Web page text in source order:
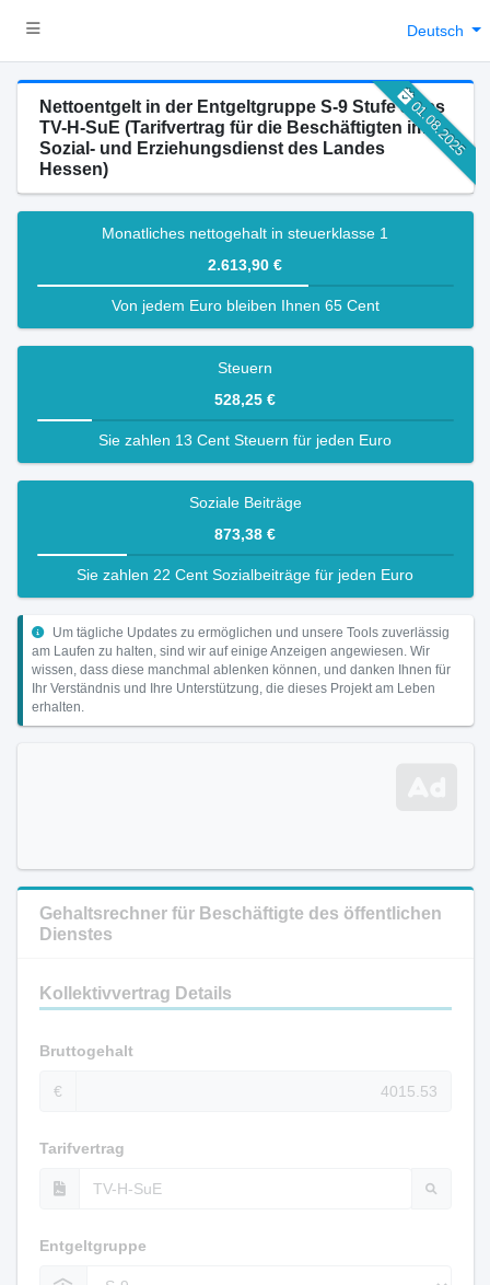
Deutsch
01.08.2025
Nettoentgelt in der Entgeltgruppe S-9 Stufe 3 des
TV-H-SuE (Tarifvertrag für die Beschäftigten im
Sozial- und Erziehungsdienst des Landes
Hessen)
Monatliches nettogehalt in steuerklasse 1
2.613,90 €
Von jedem Euro bleiben Ihnen 65 Cent
Steuern
528,25 €
Sie zahlen 13 Cent Steuern für jeden Euro
Soziale Beiträge
873,38 €
Sie zahlen 22 Cent Sozialbeiträge für jeden Euro
Um tägliche Updates zu ermöglichen und unsere Tools zuverlässig
am Laufen zu halten, sind wir auf einige Anzeigen angewiesen. Wir
wissen, dass diese manchmal ablenken können, und danken Ihnen für
Ihr Verständnis und Ihre Unterstützung, die dieses Projekt am Leben
erhalten.
Gehaltsrechner für Beschäftigte des öffentlichen
Dienstes
Kollektivvertrag Details
Bruttogehalt
€
Tarifvertrag
Entgeltgruppe